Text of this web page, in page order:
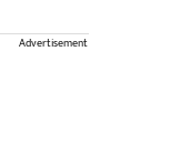
Advertisement